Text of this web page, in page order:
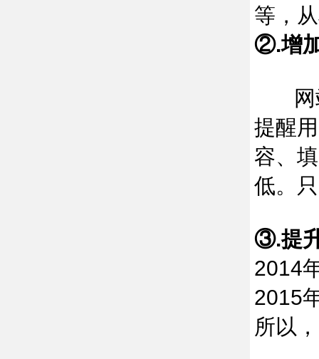
等，
②.增
网站
提醒
容、
低。
③.提
2014
2015
所以